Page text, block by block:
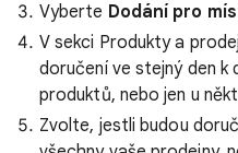
Vyberte Dodání pro
V sekci Produkty a
doručení ve stejný den k
produktů, nebo jen u
Zvolte, jestli budou